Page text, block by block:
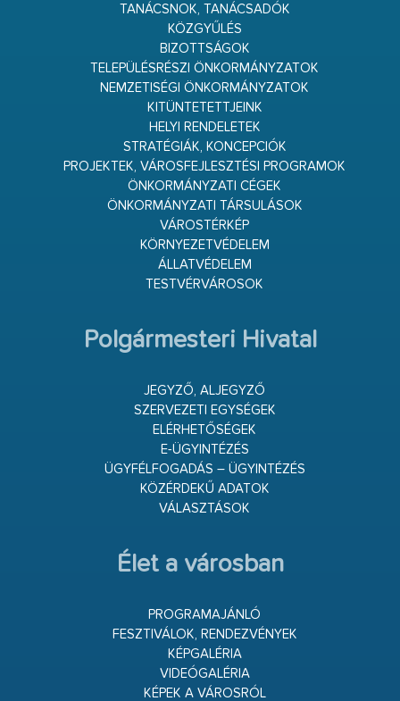
TANÁCSNOK, TANÁCSADÓK
KÖZGYŰLÉS
BIZOTTSÁGOK
TELEPÜLÉSRÉSZI ÖNKORMÁNYZATOK
NEMZETISÉGI ÖNKORMÁNYZATOK
KITÜNTETETTJEINK
HELYI RENDELETEK
STRATÉGIÁK, KONCEPCIÓK
PROJEKTEK, VÁROSFEJLESZTÉSI PROGRAMOK
ÖNKORMÁNYZATI CÉGEK
ÖNKORMÁNYZATI TÁRSULÁSOK
VÁROSTÉRKÉP
KÖRNYEZETVÉDELEM
ÁLLATVÉDELEM
TESTVÉRVÁROSOK
Polgármesteri Hivatal
JEGYZŐ, ALJEGYZŐ
SZERVEZETI EGYSÉGEK
ELÉRHETŐSÉGEK
E-ÜGYINTÉZÉS
ÜGYFÉLFOGADÁS – ÜGYINTÉZÉS
KÖZÉRDEKŰ ADATOK
VÁLASZTÁSOK
Élet a városban
PROGRAMAJÁNLÓ
FESZTIVÁLOK, RENDEZVÉNYEK
KÉPGALÉRIA
VIDEÓGALÉRIA
KÉPEK A VÁROSRÓL